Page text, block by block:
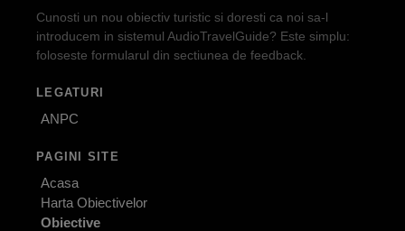
Cunosti un nou obiectiv turistic si doresti ca noi sa-l
introducem in sistemul AudioTravelGuide? Este simplu:
foloseste formularul din sectiunea de feedback.
LEGATURI
ANPC
PAGINI SITE
Acasa
Harta Obiectivelor
Obiective